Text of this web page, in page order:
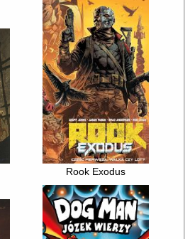
Rook Exodus